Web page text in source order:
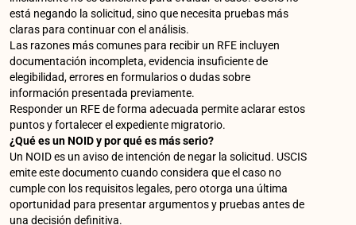
está negando la solicitud, sino que necesita pruebas más
claras para continuar con el análisis.
Las razones más comunes para recibir un RFE incluyen
documentación incompleta, evidencia insuficiente de
elegibilidad, errores en formularios o dudas sobre
información presentada previamente.
Responder un RFE de forma adecuada permite aclarar estos
puntos y fortalecer el expediente migratorio.
¿Qué es un NOID y por qué es más serio?
Un NOID es un aviso de intención de negar la solicitud. USCIS
emite este documento cuando considera que el caso no
cumple con los requisitos legales, pero otorga una última
oportunidad para presentar argumentos y pruebas antes de
una decisión definitiva.